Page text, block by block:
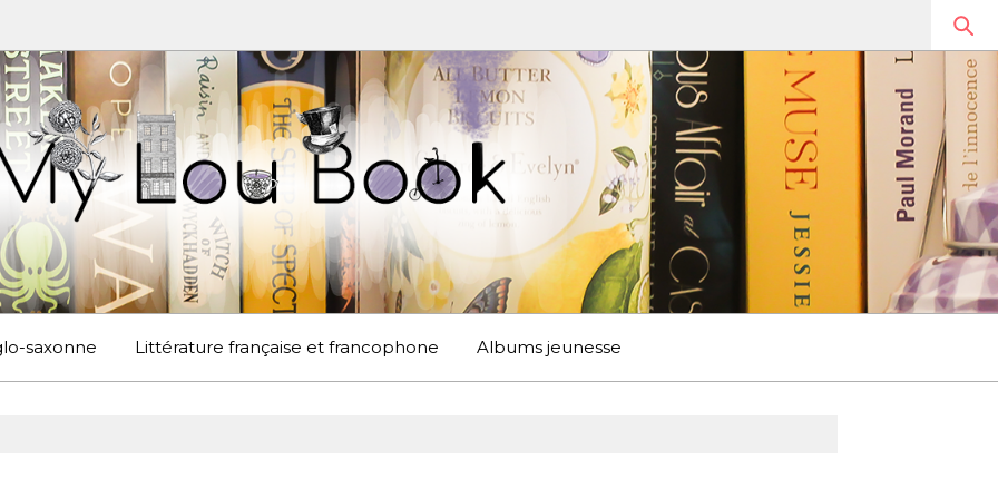
EN ANGLETERRE ET AILLEURS
saxonne Littérature française et francophone Albums jeunesse